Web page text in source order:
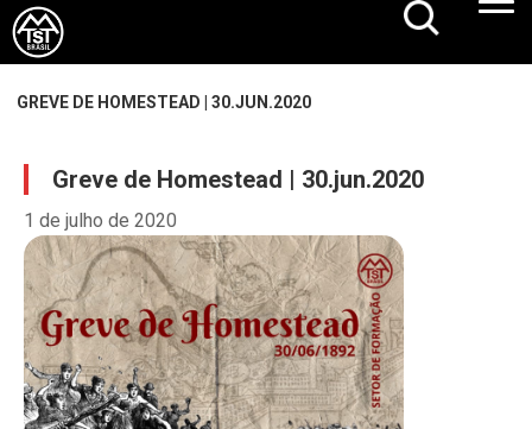
GREVE DE HOMESTEAD | 30.JUN.2020
Greve de Homestead | 30.jun.2020
1 de julho de 2020